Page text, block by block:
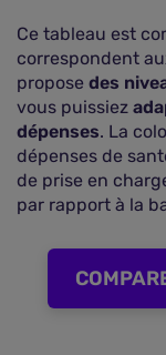
Ce tableau est
correspondent
propose des
vous puissiez
dépenses. La
dépenses de
de prise en
par rapport à la